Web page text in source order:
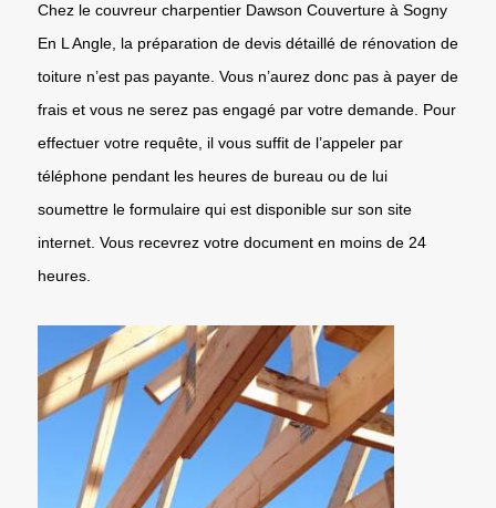
Chez le couvreur charpentier Dawson Couverture à Sogny
En L Angle, la préparation de devis détaillé de rénovation de
toiture n’est pas payante. Vous n’aurez donc pas à payer de
frais et vous ne serez pas engagé par votre demande. Pour
effectuer votre requête, il vous suffit de l’appeler par
téléphone pendant les heures de bureau ou de lui
soumettre le formulaire qui est disponible sur son site
internet. Vous recevrez votre document en moins de 24
heures.